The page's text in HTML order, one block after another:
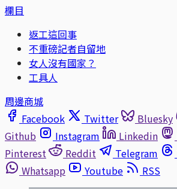
欄目
返工這回事
不重磅記者自留地
女人沒有國家？
工具人
周邊商城
Facebook
Twitter Bluesky
Github
Instagram Linkedin
Pinterest
Reddit Telegram
Whatsapp
Youtube RSS